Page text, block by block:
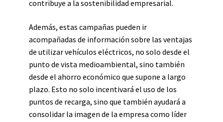
contribuye a la sostenibilidad empresarial.
Además, estas campañas pueden ir
acompañadas de información sobre las ventajas
de utilizar vehículos eléctricos, no solo desde el
punto de vista medioambiental, sino también
desde el ahorro económico que supone a largo
plazo. Esto no solo incentivará el uso de los
puntos de recarga, sino que también ayudará a
consolidar la imagen de la empresa como líder